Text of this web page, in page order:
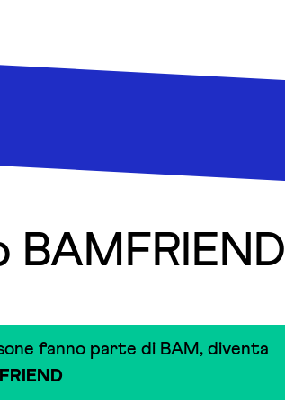
BAMFRIEND
fanno parte di BAM, diventa
FRIEND